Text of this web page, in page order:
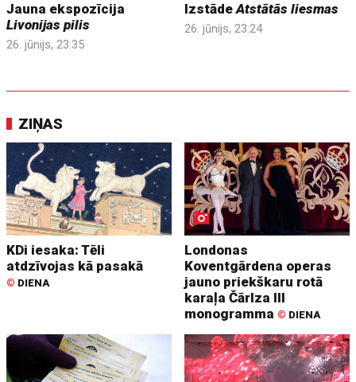
Jauna ekspozīcija
Livonijas pilis
26. jūnijs, 23:35
IzstādeAtstātās liesmas
26. jūnijs, 23:24
ZIŅAS
KDi iesaka: Tēli
atdzīvojas kā pasakā
© DIENA
Londonas
Koventgārdena operas
jauno priekškaru rotā
karaļa Čārlza III
monogramma © DIENA